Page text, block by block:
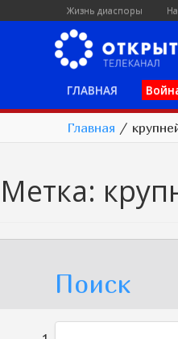
Жизнь диаспоры
ГЛАВНАЯ
Главная /
Метка:
Поиск